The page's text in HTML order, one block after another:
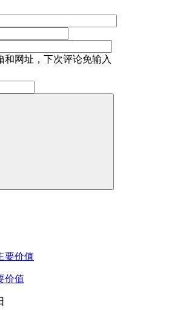
和网址，下次评论免输入
价值